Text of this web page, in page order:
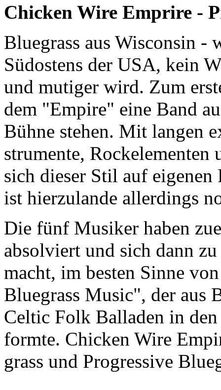
Chicken Wire Emprire -
Blu­e­grass aus Wis­con­sin -
Süd­os­tens der USA, kein
und mu­ti­ger wird. Zum
dem "Em­pi­re" eine Band
Bühne ste­hen. Mit lan­gen
stru­men­te,
sich die­ser Stil auf
ist hier­zu­lan­de al­ler­dings
Die fünf Mu­si­ker haben
ab­sol­viert und sich dann
macht, im bes­ten Sinne
Blu­e­grass Music", der aus
Cel­tic Folk Bal­la­den in
form­te. Chi­cken Wire
grass und Pro­gres­si­ve